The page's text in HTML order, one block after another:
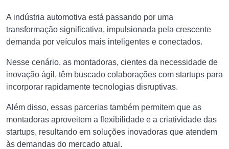
A indústria automotiva está passando por uma
transformação significativa, impulsionada pela crescente
demanda por veículos mais inteligentes e conectados.
Nesse cenário, as montadoras, cientes da necessidade de
inovação ágil, têm buscado colaborações com startups para
incorporar rapidamente tecnologias disruptivas.
Além disso, essas parcerias também permitem que as
montadoras aproveitem a flexibilidade e a criatividade das
startups, resultando em soluções inovadoras que atendem
às demandas do mercado atual.